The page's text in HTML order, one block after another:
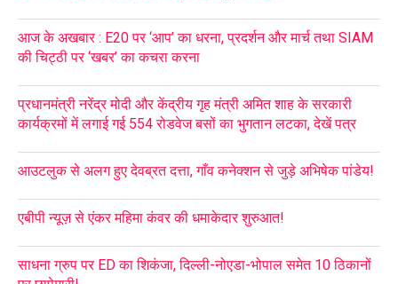
आज के अखबार : E20 पर ‘आप’ का धरना, प्रदर्शन और मार्च तथा SIAM
की चिट्ठी पर ‘खबर’ का कचरा करना
प्रधानमंत्री नरेंद्र मोदी और केंद्रीय गृह मंत्री अमित शाह के सरकारी
कार्यक्रमों में लगाई गई 554 रोडवेज बसों का भुगतान लटका, देखें पत्र
आउटलुक से अलग हुए देवब्रत दत्ता, गाँव कनेक्शन से जुड़े अभिषेक पांडेय!
एबीपी न्यूज़ से एंकर महिमा कंवर की धमाकेदार शुरुआत!
साधना ग्रुप पर ED का शिकंजा, दिल्ली-नोएडा-भोपाल समेत 10 ठिकानों